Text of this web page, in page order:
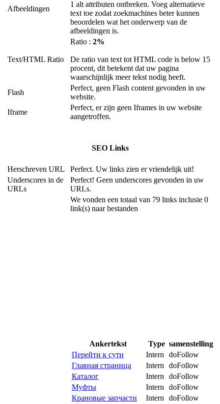
Afbeeldingen
1 alt attributen ontbreken. Voeg alternatieve
text toe zodat zoekmachines beter kunnen
beoordelen wat het onderwerp van de
afbeeldingen is.
Text/HTML Ratio
Ratio : 2%
De ratio van text tot HTML code is below 15
procent, dit betekent dat uw pagina
waarschijnlijk meer tekst nodig heeft.
Flash
Perfect, geen Flash content gevonden in uw
website.
Iframe
Perfect, er zijn geen Iframes in uw website
aangetroffen.
SEO Links
Herschreven URL
Perfect. Uw links zien er vriendelijk uit!
Underscores in de
URLs
Perfect! Geen underscores gevonden in uw
URLs.
We vonden een totaal van 79 links inclusie 0
link(s) naar bestanden
Ankertekst Type samenstelling
Перейти к сути
Intern
doFollow
Главная страница
Intern
doFollow
Каталог
Intern
doFollow
Муфты
Intern
doFollow
Крановые запчасти
Intern
doFollow